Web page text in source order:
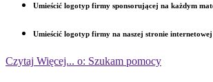
Umieścić logotyp firmy sponsorującej na każdym
Umieścić logotyp firmy na naszej stronie
Czytaj Więcej... o: Szukam pomocy